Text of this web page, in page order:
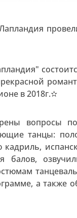
в 2018г.✫
вопросы по
танцы:
балов,
а также